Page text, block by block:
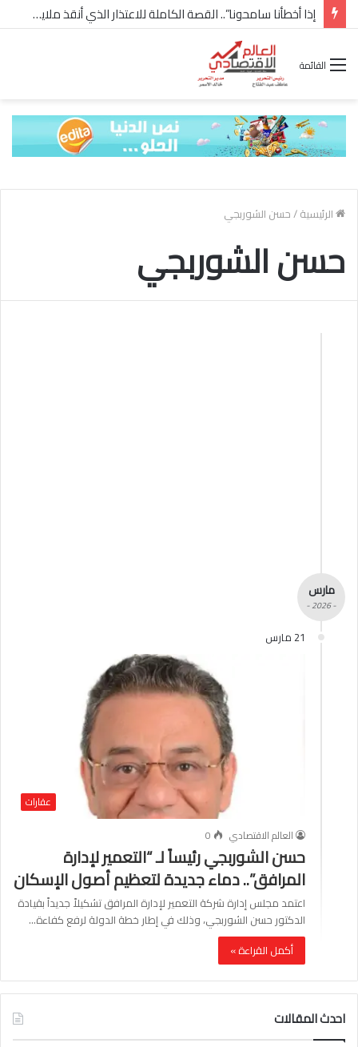
إذا أخطأنا سامحونا”.. القصة الكاملة للاعتذار الذي أنقذ ملايين “إعمار” في الساحل الشمالي
القائمة
الرئيسية/حسن الشوربجي
حسن الشوربجي
مارس
- 2026 -
21 مارس
عقارات
العالم الاقتصادي
0
حسن الشوربجي رئيساً لـ “التعمير لإدارة
المرافق”.. دماء جديدة لتعظيم أصول الإسكان
اعتمد مجلس إدارة شركة التعمير لإدارة المرافق تشكيلاً جديداً بقيادة
الدكتور حسن الشوربجي، وذلك في إطار خطة الدولة لرفع كفاءة…
أكمل القراءة »
احدث المقالات